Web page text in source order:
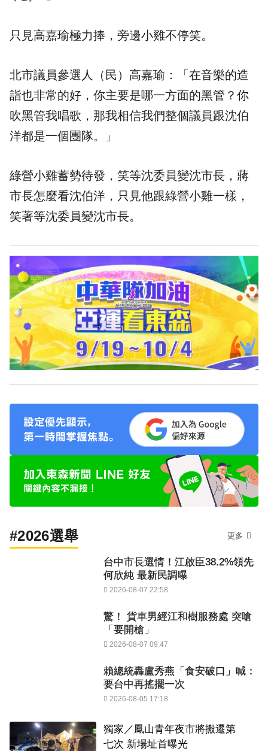
只見高嘉瑜極力捧，旁邊小雞不停笑。
北市議員參選人（民）高嘉瑜：「在音樂的造
詣也非常的好，你主要是哪一方面的黑管？你
吹黑管我唱歌，那我相信我們整個議員跟沈伯
洋都是一個團隊。」
綠營小雞蓄勢待發，笑等沈委員變沈市長，蔣
市長怎麼看沈伯洋，只見他跟綠營小雞一樣，
笑著等沈委員變沈市長。
#2026選舉 更多
台中市長選情！江啟臣38.2%領先
何欣純 最新民調曝
2026-08-07 22:58
驚！ 貨車男經江和樹服務處 突嗆
「要開槍」
2026-08-07 09:47
賴總統轟盧秀燕「食安破口」喊：
要台中再搖擺一次
2026-08-05 17:18
獨家／鳳山青年夜市將搬遷第
七次 新場址首曝光